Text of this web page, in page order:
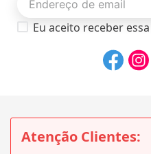
Eu aceito receber
Atenção Clientes: